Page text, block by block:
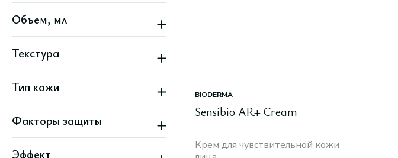
Женский
Мужской
Объем, мл
Текстура
Гелевая
Жидкая
Плотная
Тип кожи
Атопичная
Все типы кожи
Жирная
Факторы защиты
SPF до 20
SPF от 20 до 30
Эффект
BIODERMA
Sensibio AR+ Cream
Крем для чувствительной кожи